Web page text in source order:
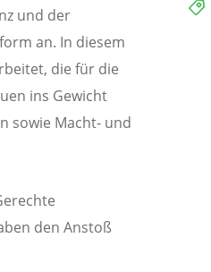
und der
an. In diesem
die für die
ins Gewicht
sowie Macht- und
den Anstoß